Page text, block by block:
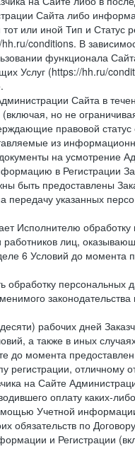
Сайта либо
или иной Тип и
conditions. В
функционала
Услуг (https://hh.ru/
Сайта в
но не
правовой
из
на усмотрение
в Регистрации
быть предоставлены
передачу указанных
Исполнителю
лиц,
6 Условий до момента
обработку
рабочих дней
а также в иных
до момента
регистрации, отличному
на Сайте
оплату каких-
Учетной
обязательств по
и Регистрации